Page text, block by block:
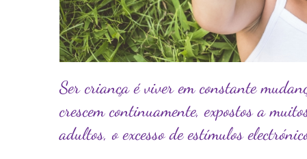
Ser criança é viver em constante
crescem continuamente, expostos a
adultos, o excesso de estímulos